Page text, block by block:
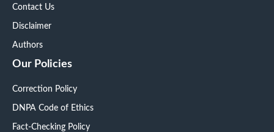
Contact Us
Disclaimer
Authors
Our Policies
Correction Policy
DNPA Code of Ethics
Fact-Checking Policy